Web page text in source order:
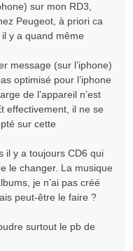
sur mon RD3,
Peugeot, à priori ca
y a quand même
message (sur l’iphone)
optimisé pour l’iphone
de l’appareil n’est
effectivement, il ne se
sur cette
il y a toujours CD6 qui
le changer. La musique
je n’ai pas créé
peut-être le faire ?
surtout le pb de